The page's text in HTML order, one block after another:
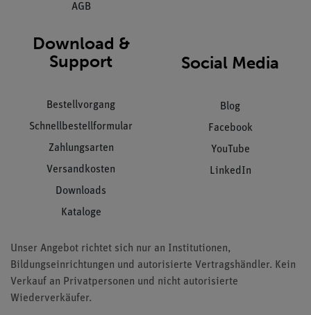
AGB
Download &
Support
Bestellvorgang
Schnellbestellformular
Zahlungsarten
Versandkosten
Downloads
Kataloge
Social Media
Blog
Facebook
YouTube
LinkedIn
Unser Angebot richtet sich nur an Institutionen,
Bildungseinrichtungen und autorisierte Vertragshändler. Kein
Verkauf an Privatpersonen und nicht autorisierte
Wiederverkäufer.